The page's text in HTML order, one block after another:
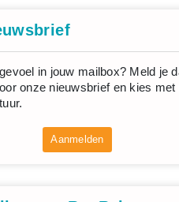
in jouw mailbox? Meld je
onze nieuwsbrief en kies met
Aanmelden